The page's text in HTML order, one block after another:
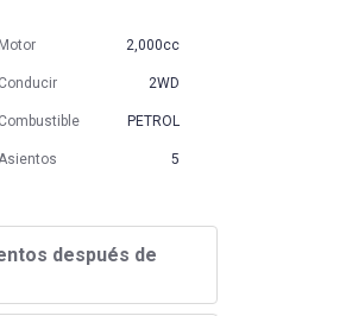
después de
Motor 2,000cc
Conducir 2WD
Combustible PETROL
5